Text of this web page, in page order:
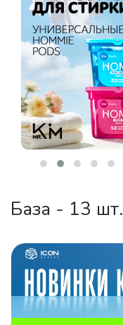
База - 13 шт.